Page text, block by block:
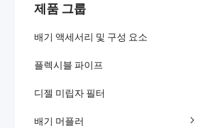
제품 그룹
배기 액세서리 및 구성 요소
플렉시블 파이프
디젤 미립자 필터
배기 머플러